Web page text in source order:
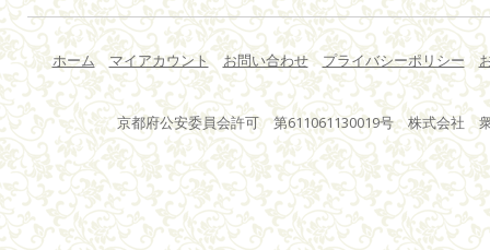
ホーム マイアカウント お問い合わせ プライバシーポリシー
京都府公安委員会許可 第611061130019号 株式会社